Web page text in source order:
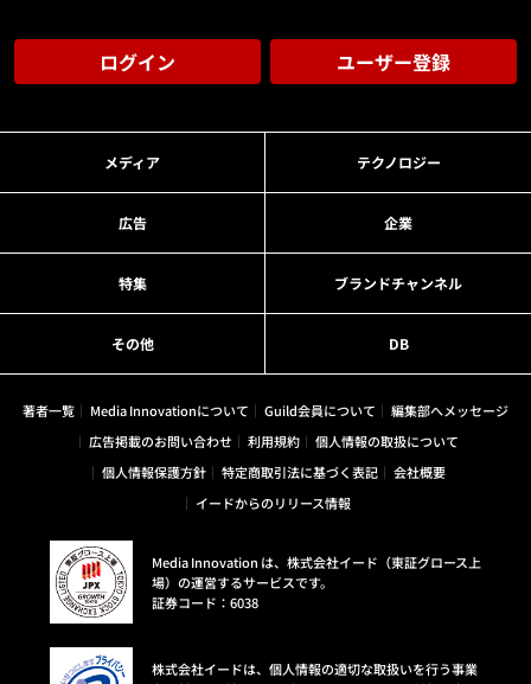
ログイン ユーザー登録
メディア テクノロジー
広告 企業
特集 ブランドチャンネル
その他 DB
著者一覧 Media Innovationについて Guild会員について
編集部へメッセージ
広告掲載のお問い合わせ
利用規約
個人情報の取扱について
個人情報保護方針
特定商取引法に基づく表記
会社概要
イードからのリリース情報
Media Innovation は、株式会社イード（東証グロース上
場）の運営するサービスです。
証券コード：6038
株式会社イードは、個人情報の適切な取扱いを行う事業